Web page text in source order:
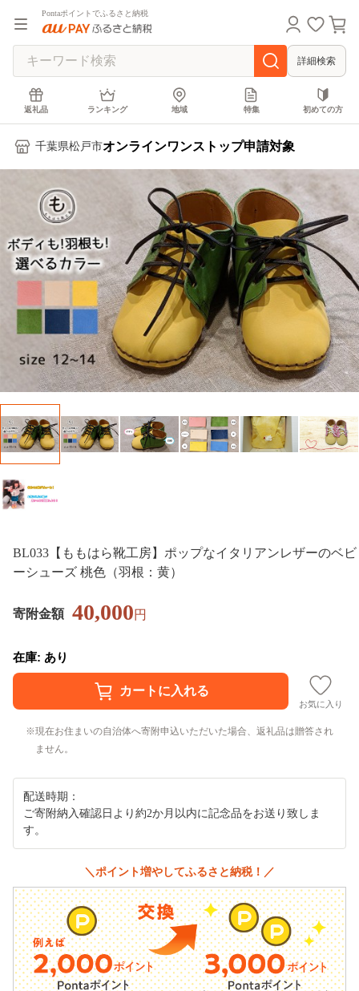
Pontaポイントでふるさと納税
詳細検索
返礼品 ランキング 地域 特集 初めての方
千葉県松戸市オンラインワンストップ申請対象
BL033【ももはら靴工房】ポップなイタリアンレザーのベビ
ーシューズ 桃色（羽根：黄）
寄附金額 40,000円
在庫: あり
お気に入り
現在お住まいの自治体へ寄附申込いただいた場合、返礼品は贈答され
ません。
配送時期：
ご寄附納入確認日より約2か月以内に記念品をお送り致しま
す。
＼ポイント増やしてふるさと納税！／